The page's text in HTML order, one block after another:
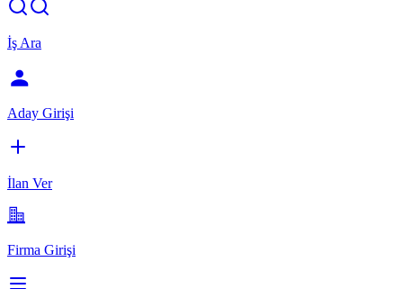
İş Ara
Aday Girişi
İlan Ver
Firma Girişi